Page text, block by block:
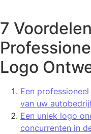
7
Logo
Een
van uw
Een uniek logo
concurrenten in